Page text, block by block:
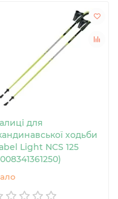
для
ходьби
Light NCS 125